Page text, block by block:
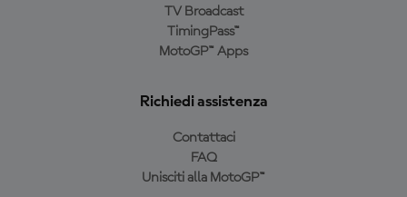
TV Broadcast
TimingPass™
MotoGP™ Apps
Richiedi assistenza
Contattaci
FAQ
Unisciti alla MotoGP™